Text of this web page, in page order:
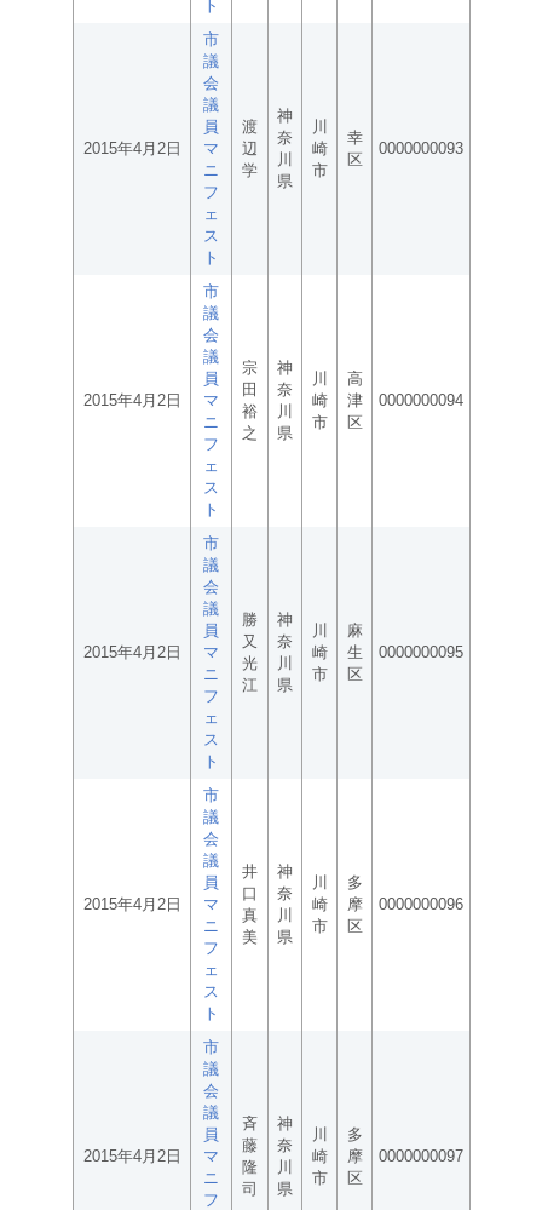
ト
2015年4月2日
市
議
会
議
員
マ
ニ
フ
ェ
ス
ト
渡
辺
学
神
奈
川
県
川
崎
市
幸
区
0000000093
2015年4月2日
市
議
会
議
員
マ
ニ
フ
ェ
ス
ト
宗
田
裕
之
神
奈
川
県
川
崎
市
高
津
区
0000000094
2015年4月2日
市
議
会
議
員
マ
ニ
フ
ェ
ス
ト
勝
又
光
江
神
奈
川
県
川
崎
市
麻
生
区
0000000095
2015年4月2日
市
議
会
議
員
マ
ニ
フ
ェ
ス
ト
井
口
真
美
神
奈
川
県
川
崎
市
多
摩
区
0000000096
2015年4月2日
市
議
会
議
員
マ
ニ
フ
斉
藤
隆
司
神
奈
川
県
川
崎
市
多
摩
区
0000000097